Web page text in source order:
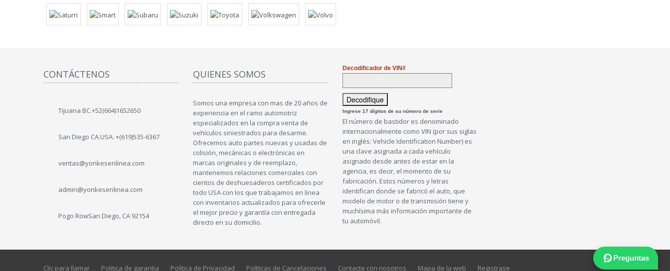
Preguntas
CONTÁCTENOS
Tijuana BC.+52(664)1652650
San Diego CA.USA. +(619)535-6367
ventas@yonkesenlinea.com
admin@yonkesenlinea.com
Pogo RowSan Diego, CA 92154
QUIENES SOMOS
Somos una empresa con mas de 20 años de
experiencia en el ramo automotriz
especializados en la compra venta de
vehículos siniestrados para desarme.
Ofrecemos auto partes nuevas y usadas de
colisión, mecánicas o electrónicas en
marcas originales y de reemplazo,
mantenemos relaciones comerciales con
cientos de deshuesaderos certificados por
todo USA con los que trabajamos en linea
con inventarios actualizados para ofrecerle
el mejor precio y garantía con entregada
directo en su domicilio.
Decodificador de VIN#
Ingrese 17 dígitos de su número de serie
El número de bastidor es denominado
internacionalmente como VIN (por sus siglas
en inglés: Vehicle Identification Number) es
una clave asignada a cada vehículo
asignado desde antes de estar en la
agencia, es decir, el momento de su
fabricación. Estos números y letras
identifican donde se fabricó el auto, que
modelo de motor o de transmisión tiene y
muchísima más información importante de
tu automóvil.
Clic para llamar Politica de garantia Política de Privacidad Políticas de Cancelaciones Contacte con nosotros Mapa de la web Registrase